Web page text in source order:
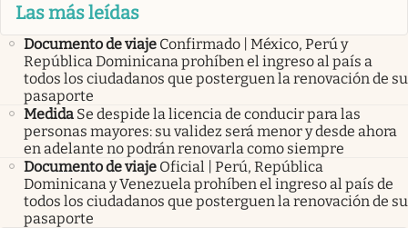
Las más leídas
Documento de viaje Confirmado | México, Perú y
República Dominicana prohíben el ingreso al país a
todos los ciudadanos que posterguen la renovación de su
pasaporte
Medida Se despide la licencia de conducir para las
personas mayores: su validez será menor y desde ahora
en adelante no podrán renovarla como siempre
Documento de viaje Oficial | Perú, República
Dominicana y Venezuela prohíben el ingreso al país de
todos los ciudadanos que posterguen la renovación de su
pasaporte